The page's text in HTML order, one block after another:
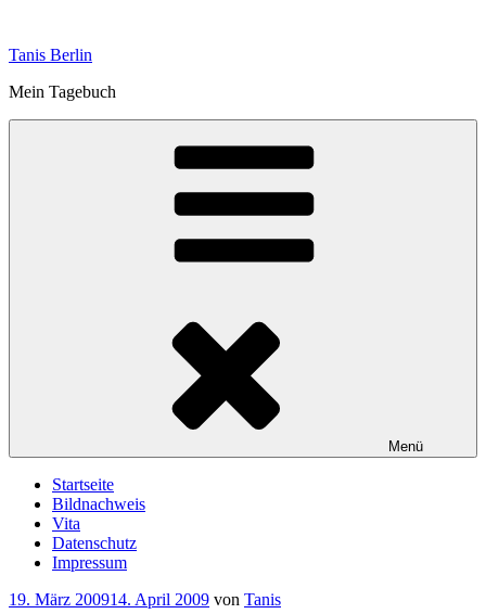
springen
Tanis Berlin
Mein Tagebuch
Menü
Startseite
Bildnachweis
Vita
Datenschutz
Impressum
Veröffentlicht
19. März 200914. April 2009 von Tanis